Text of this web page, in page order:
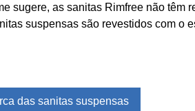
sugere, as sanitas Rimfree não têm
suspensas são revestidos com o
das sanitas suspensas